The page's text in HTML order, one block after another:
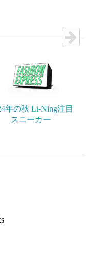
年の秋 Li-Ning注目
スニーカー